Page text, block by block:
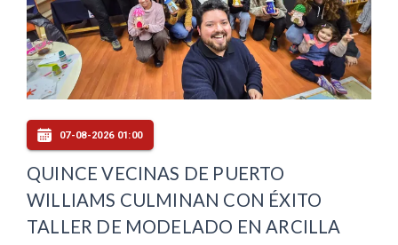
07-08-2026 01:00
QUINCE VECINAS DE PUERTO
WILLIAMS CULMINAN CON ÉXITO
TALLER DE MODELADO EN ARCILLA